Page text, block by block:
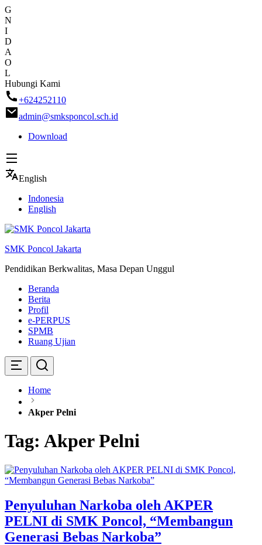
G
N
I
D
A
O
L
Skip
to
content
Hubungi Kami
+624252110
admin@smksponcol.sch.id
Download
English
Indonesia
English
SMK Poncol Jakarta
Pendidikan Berkwalitas, Masa Depan Unggul
Beranda
Berita
Profil
e-PERPUS
SPMB
Ruang Ujian
Home
Akper Pelni
Tag: Akper Pelni
Penyuluhan Narkoba oleh AKPER
PELNI di SMK Poncol, “Membangun
Generasi Bebas Narkoba”